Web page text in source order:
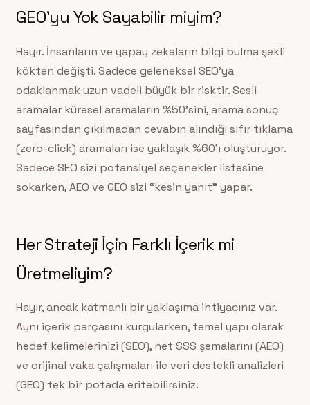
GEO’yu Yok Sayabilir miyim?
Hayır. İnsanların ve yapay zekaların bilgi bulma şekli
kökten değişti. Sadece geleneksel SEO’ya
odaklanmak uzun vadeli büyük bir risktir. Sesli
aramalar küresel aramaların %50’sini, arama sonuç
sayfasından çıkılmadan cevabın alındığı sıfır tıklama
(zero-click) aramaları ise yaklaşık %60’ı oluşturuyor.
Sadece SEO sizi potansiyel seçenekler listesine
sokarken, AEO ve GEO sizi “kesin yanıt” yapar.
Her Strateji İçin Farklı İçerik mi
Üretmeliyim?
Hayır, ancak katmanlı bir yaklaşıma ihtiyacınız var.
Aynı içerik parçasını kurgularken, temel yapı olarak
hedef kelimelerinizi (SEO), net SSS şemalarını (AEO)
ve orijinal vaka çalışmaları ile veri destekli analizleri
(GEO) tek bir potada eritebilirsiniz.